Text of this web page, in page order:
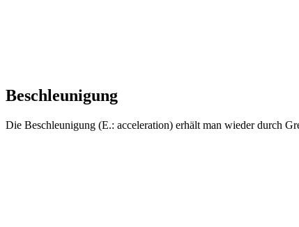
Beschleunigung
Die Beschleunigung (E.: acceleration) erhält man wieder durch